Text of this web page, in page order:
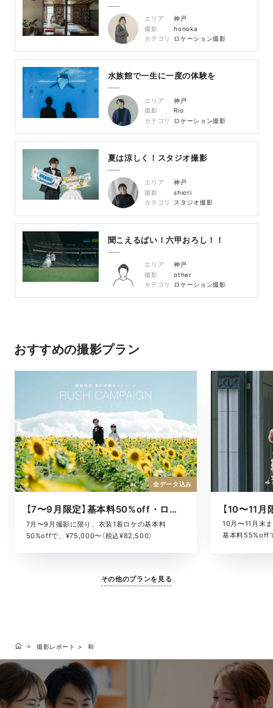
エリア
神戸
撮影
honoka
カテゴリ
ロケーション撮影
水族館で一生に一度の体験を
エリア
神戸
撮影
Rio
カテゴリ
ロケーション撮影
夏は涼しく！スタジオ撮影
エリア
神戸
撮影
shiori
カテゴリ
スタジオ撮影
聞こえるばい！六甲おろし！！
エリア
神戸
撮影
other
カテゴリ
ロケーション撮影
おすすめの撮影プラン
【7〜9月限定】基本料50%off・ロケキャンペーン
7月〜9月撮影に限り、衣装1着ロケの基本料
50%offで、¥75,000〜（税込¥82,500）
全データ込み
10月〜11月末
基本料55%off
その他のプランを見る
撮影レポート 和